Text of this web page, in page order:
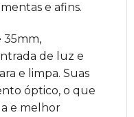
e afins.
35mm,
de luz e
e limpa. Suas
óptico, o que
e melhor